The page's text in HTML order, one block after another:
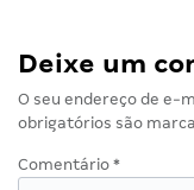
Deixe um
O seu endereço de e-
obrigatórios são
Comentário *